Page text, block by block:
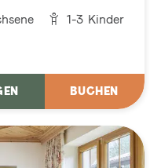
1-3 Kinder
BUCHEN